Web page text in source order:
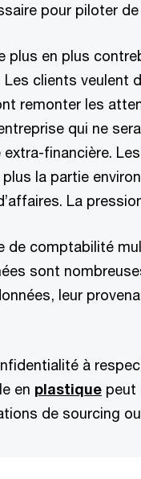
pour piloter
en plus
clients veulent
remonter les
qui ne
financière.
la partie
La
de comptabilité
sont
leur
à
en plastique peut
de sourcing